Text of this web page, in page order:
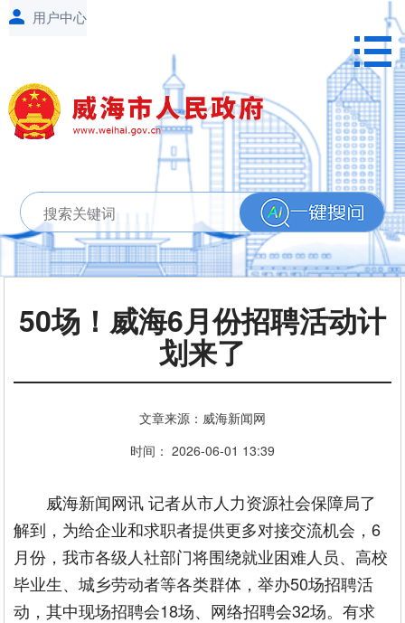
50场！威海6月份招聘活动计
划来了
文章来源：威海新闻网
时间： 2026-06-01 13:39
威海新闻网讯 记者从市人力资源社会保障局了
解到，为给企业和求职者提供更多对接交流机会，6
月份，我市各级人社部门将围绕就业困难人员、高校
毕业生、城乡劳动者等各类群体，举办50场招聘活
动，其中现场招聘会18场、网络招聘会32场。有求